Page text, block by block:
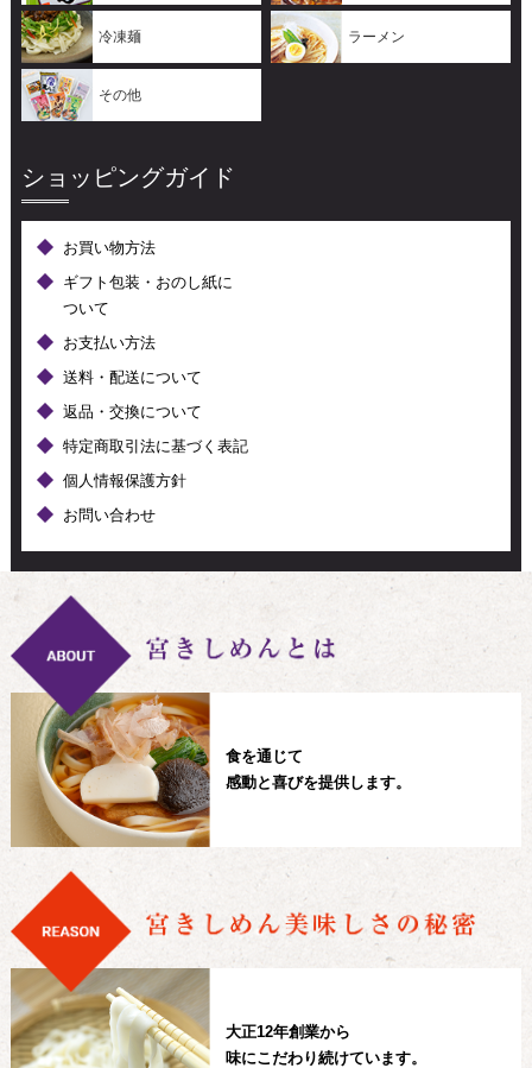
冷凍麺 ラーメン
その他
ショッピングガイド
お買い物方法
ギフト包装・おのし紙に
ついて
お支払い方法
送料・配送について
返品・交換について
特定商取引法に基づく表記
個人情報保護方針
お問い合わせ
食を通じて
感動と喜びを提供します。
大正12年創業から
味にこだわり続けています。